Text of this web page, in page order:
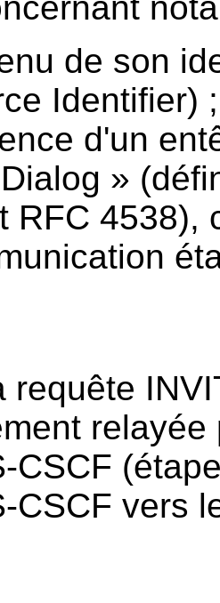
de son
Identifier)
d'un
»
RFC 4538),
requête
CSCF
CSCF vers